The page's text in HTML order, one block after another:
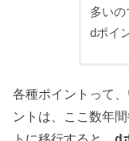
多いの
dポイ
各種ポイントって
ントは、ここ数年